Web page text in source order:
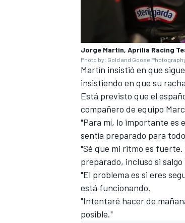
Jorge Martin, Aprilia Racing
Photo by: Gold and Goose
Martín insistió en que
insistiendo en que su
Está previsto que el
compañero de equipo
"Para mí, lo importante es
sentía preparado para
"Sé que mi ritmo es fuerte.
preparado, incluso si
"El problema es si eres
está funcionando.
"Intentaré hacer de
posible."